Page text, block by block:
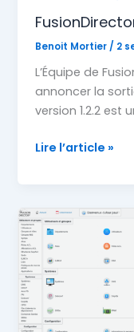
Benoit Mortier / 2
L’Équipe de
annoncer la
version 1.2.2 est
FusionDirectory
!
Lire l’article »